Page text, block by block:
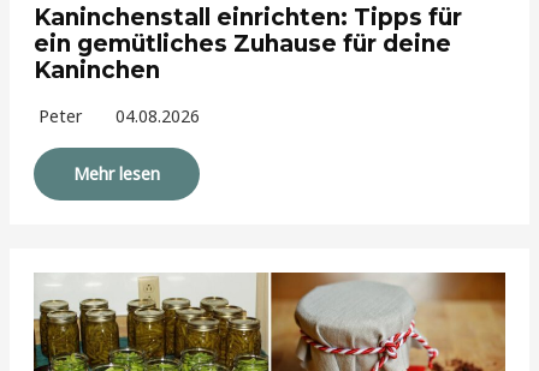
Kaninchenstall einrichten: Tipps für
ein gemütliches Zuhause für deine
Kaninchen
Peter 04.08.2026
Mehr lesen